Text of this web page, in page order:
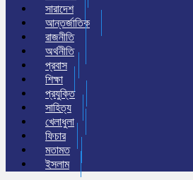
সারাদেশ
আন্তর্জাতিক
রাজনীতি
অর্থনীতি
প্রবাস
শিক্ষা
প্রযুক্তি
সাহিত্য
খেলাধুলা
ফিচার
মতামত
ইসলাম